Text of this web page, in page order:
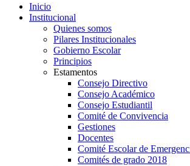
Inicio
Institucional
Quienes somos
Pilares Institucionales
Gobierno Escolar
Principios
Estamentos
Consejo Directivo
Consejo Académico
Consejo Estudiantil
Comité de Convivencia
Gestiones
Docentes
Comité Escolar de
Comités de grado 2018